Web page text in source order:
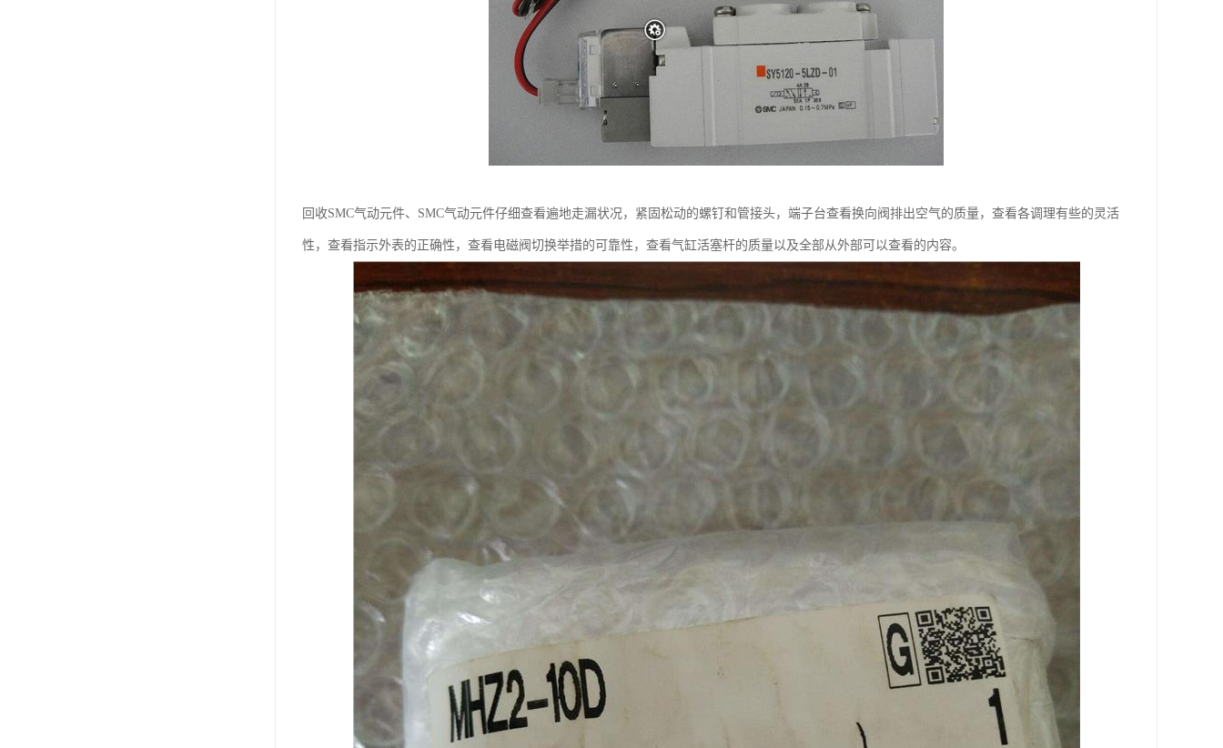
回收SMC气动元件、SMC气动元件仔细查看遍地走漏状况，紧固松动的螺钉和管接头，端子台查看换向阀排出空气的质量，查看各调理有些的灵活
性，查看指示外表的正确性，查看电磁阀切换举措的可靠性，查看气缸活塞杆的质量以及全部从外部可以查看的内容。